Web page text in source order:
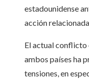
estadounidense
acción
El actual
ambos países ha
tensiones, en